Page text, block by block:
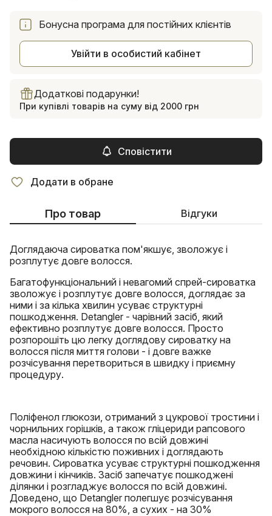
Бонусна програма для постійних клієнтів
Увійти в особистий кабінет
Додаткові подарунки!
При купівлі товарів на суму від 2000 грн
Сповістити
Додати в обране
Про товар Відгуки
Доглядаюча сироватка пом'якшує, зволожує і
розплутує довге волосся.
Багатофункціональний і невагомий спрей-сироватка
зволожує і розплутує довге волосся, доглядає за
ними і за кілька хвилин усуває структурні
пошкодження. Detangler - чарівний засіб, який
ефективно розплутує довге волосся. Просто
розпорошіть цю легку доглядову сироватку на
волосся після миття голови - і довге важке
розчісування перетвориться в швидку і приємну
процедуру.
Поліфенол глюкози, отриманий з цукрової тростини і
чорнильних горішків, а також гліцериди рапсового
масла насичують волосся по всій довжині
необхідною кількістю поживних і доглядають
речовин. Сироватка усуває структурні пошкодження
довжини і кінчиків. Засіб запечатує пошкоджені
ділянки і розгладжує волосся по всій довжині.
Доведено, що Detangler полегшує розчісування
мокрого волосся на 80%, а сухих - на 30%